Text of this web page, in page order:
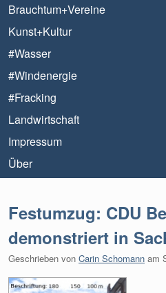
Brauchtum+Vereine
Kunst+Kultur
#Wasser
#Windenergie
#Fracking
Landwirtschaft
Impressum
Über
Festumzug: CDU
demonstriert in
Geschrieben von Carin Schomann am